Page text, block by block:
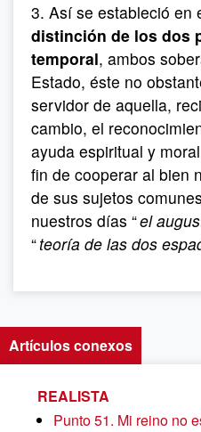
3. Así se estableció en
distinción de los dos
temporal, ambos
Estado, éste no
servidor de aquella,
cambio, el
ayuda espiritual y
fin de cooperar al bien
de sus sujetos
nuestros días “el
“teoría de las dos
Artículos conexos
REALISTA
Punto 51. Mi reino no